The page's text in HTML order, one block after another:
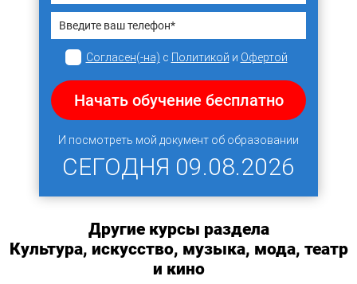
Согласен(-на) с Политикой и Офертой
Начать обучение бесплатно
И посмотреть мой документ об образовании
СЕГОДНЯ 09.08.2026
Другие курсы раздела
Культура, искусство, музыка, мода, театр
и кино